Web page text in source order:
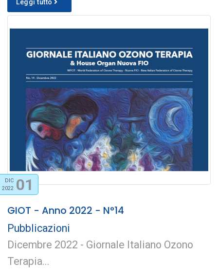
Leggi tutto
DIC
2022 01
GIOT - Anno 2022 - N°14
Pubblicazioni
Dicembre 2022 - Giornale Italiano Ozono
Terapia...